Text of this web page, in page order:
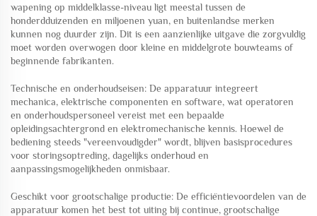
wapening op middelklasse-niveau ligt meestal tussen de
honderdduizenden en miljoenen yuan, en buitenlandse merken
kunnen nog duurder zijn. Dit is een aanzienlijke uitgave die zorgvuldig
moet worden overwogen door kleine en middelgrote bouwteams of
beginnende fabrikanten.
Technische en onderhoudseisen: De apparatuur integreert
mechanica, elektrische componenten en software, wat operatoren
en onderhoudspersoneel vereist met een bepaalde
opleidingsachtergrond en elektromechanische kennis. Hoewel de
bediening steeds "vereenvoudigder" wordt, blijven basisprocedures
voor storingsoptreding, dagelijks onderhoud en
aanpassingsmogelijkheden onmisbaar.
Geschikt voor grootschalige productie: De efficiëntievoordelen van de
apparatuur komen het best tot uiting bij continue, grootschalige